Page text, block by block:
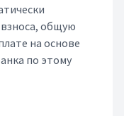
взноса, общую
на основе
по этому